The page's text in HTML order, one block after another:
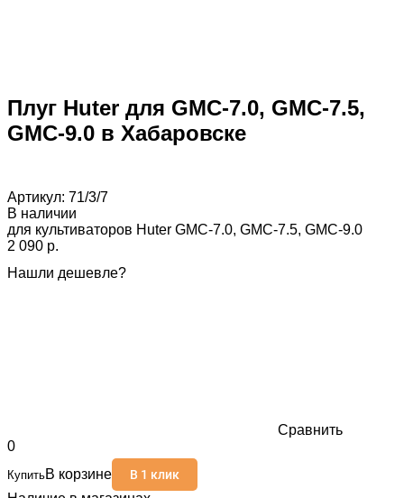
Плуг Huter для GMC-7.0, GMC-7.5,
GMC-9.0 в Хабаровске
Артикул: 71/3/7
В наличии
для культиваторов Huter GMC-7.0, GMC-7.5, GMC-9.0
2 090 p.
Нашли дешевле?
Сравнить
0
КупитьВ корзине В 1 клик